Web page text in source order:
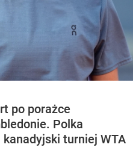
po porażce
Polka
turniej WTA